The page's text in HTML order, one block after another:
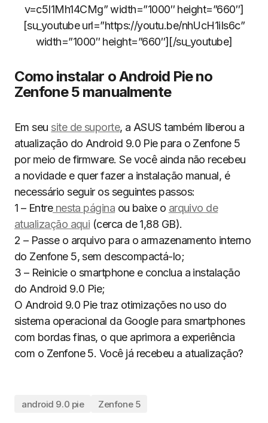
v=c5I1Mh14CMg” width=”1000″ height=”660″]
[su_youtube url=”https://youtu.be/nhUcH1iIs6c”
width=”1000″ height=”660″][/su_youtube]
Como instalar o Android Pie no
Zenfone 5 manualmente
Em seu site de suporte, a ASUS também liberou a
atualização do Android 9.0 Pie para o Zenfone 5
por meio de firmware. Se você ainda não recebeu
a novidade e quer fazer a instalação manual, é
necessário seguir os seguintes passos:
1 – Entrenesta página ou baixe o arquivo de
atualização aqui (cerca de 1,88 GB).
2 – Passe o arquivo para o armazenamento interno
do Zenfone 5, sem descompactá-lo;
3 – Reinicie o smartphone e conclua a instalação
do Android 9.0 Pie;
O Android 9.0 Pie traz otimizações no uso do
sistema operacional da Google para smartphones
com bordas finas, o que aprimora a experiência
com o Zenfone 5. Você já recebeu a atualização?
android 9.0 pie Zenfone 5